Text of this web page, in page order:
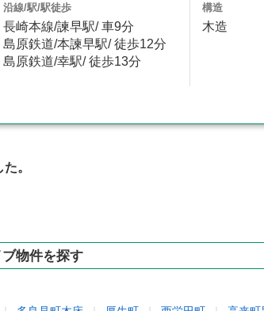
沿線/駅/駅徒歩
長崎本線/諫早駅/ 車9分
島原鉄道/本諫早駅/ 徒歩12分
島原鉄道/幸駅/ 徒歩13分
構造
木造
。
物件を探す